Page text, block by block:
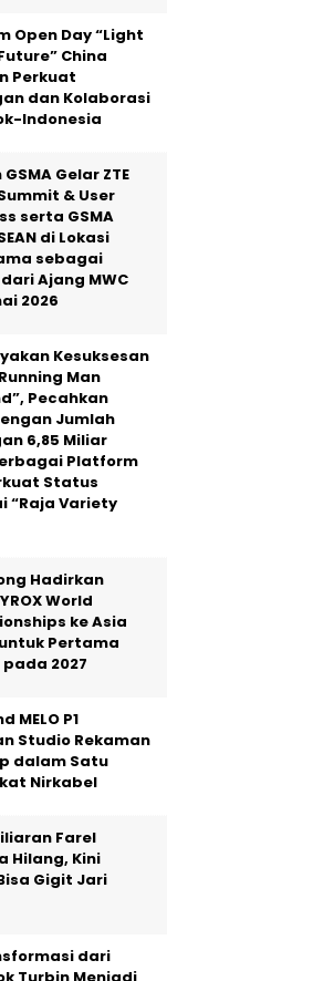
Open Day “Light
China
Perkuat
dan Kolaborasi
Indonesia
GSMA Gelar ZTE
& User
serta GSMA
di Lokasi
sebagai
Ajang MWC
2026
Kesuksesan
Man
Pecahkan
Jumlah
6,85 Miliar
Platform
Status
“Raja Variety
Hadirkan
World
ke Asia
Pertama
2027
MELO P1
Studio Rekaman
dalam Satu
Nirkabel
Farel
Hilang, Kini
Gigit Jari
dari